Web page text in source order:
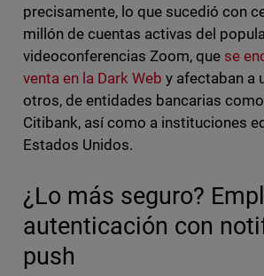
precisamente, lo que sucedió con
millón de cuentas activas del
videoconferencias Zoom, que se
venta en la Dark Web y afectaban a
otros, de entidades bancarias
Citibank, así como a instituciones
Estados Unidos.
¿Lo más seguro?
autenticación con
push